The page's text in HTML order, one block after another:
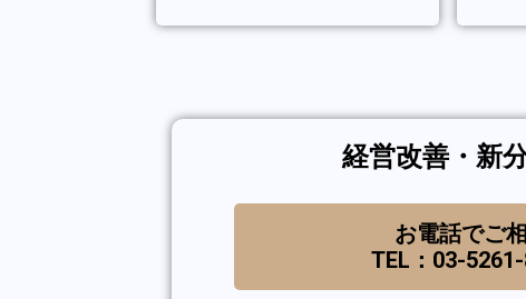
経営改善・新
お電話でご
TEL：03-